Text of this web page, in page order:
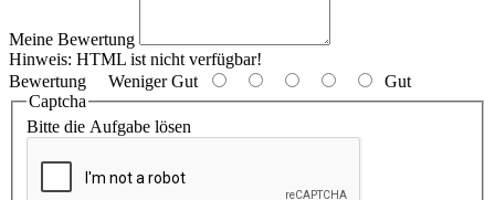
Meine Bewertung
Hinweis: HTML ist nicht verfügbar!
Bewertung Weniger Gut
Gut
Captcha
Bitte die Aufgabe lösen